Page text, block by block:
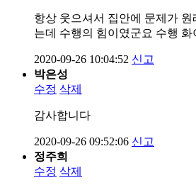
항상 웃으셔서 집안에 문제가
는데 수행의 힘이였군요 수행 화
2020-09-26 10:04:52 신고
박은성
수정 삭제
감사합니다
2020-09-26 09:52:06 신고
정주희
수정 삭제